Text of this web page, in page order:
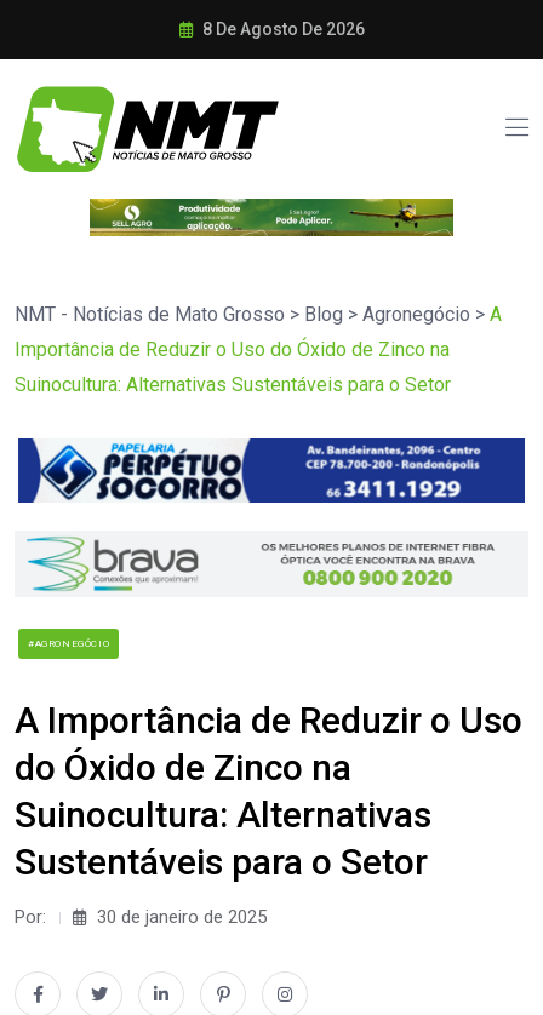
8 De Agosto De 2026
NMT - Notícias de Mato Grosso > Blog > Agronegócio > A
Importância de Reduzir o Uso do Óxido de Zinco na
Suinocultura: Alternativas Sustentáveis para o Setor
#AGRONEGÓCIO
A Importância de Reduzir o Uso
do Óxido de Zinco na
Suinocultura: Alternativas
Sustentáveis para o Setor
Por: 30 de janeiro de 2025